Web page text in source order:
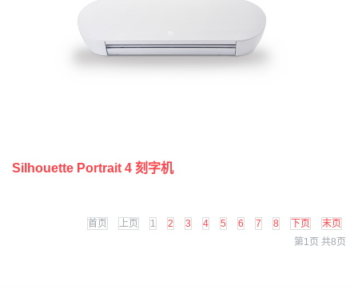
Silhouette Portrait 4 刻字机
首页 上页 1 2 3 4 5 6 7 8 下页
末页
第1页 共8页